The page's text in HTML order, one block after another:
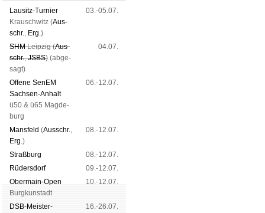
Lau­sitz-Tur­nier
Krausch­witz (Aus­
schr., Erg.)
03.-05.07.
SHMLeip­zig (Aus­
schr.,JSBS) (ab­ge­
sagt)
04.07.
Offene SenEM
Sach­sen-An­halt
ü50 & ü65 Mag­de­
burg
06.-12.07.
Mans­feld (Aus­schr.,
Erg.)
08.-12.07.
Straß­burg
08.-12.07.
Rüders­dorf
09.-12.07.
Ober­main-Open
Burg­kun­stadt
10.-12.07.
DSB-Meister­
16.-26.07.